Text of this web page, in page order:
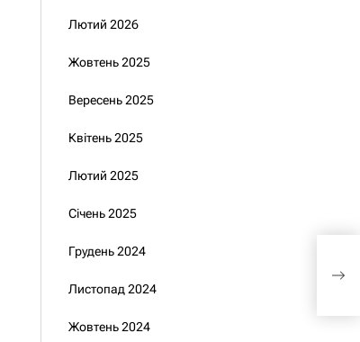
Лютий 2026
Жовтень 2025
Вересень 2025
Квітень 2025
Лютий 2025
Січень 2025
Грудень 2024
Листопад 2024
Жовтень 2024